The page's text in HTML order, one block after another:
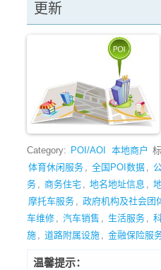
更新
Category: POI/AOI 本地商户
体育休闲服务 , 全国POI数据 ,
务 , 商务住宅 , 地名地址信息 ,
摩托车服务 , 政府机构及社会团
车维修 , 汽车销售 , 生活服务 ,
施 , 道路附属设施 , 金融保险服
温馨提示：